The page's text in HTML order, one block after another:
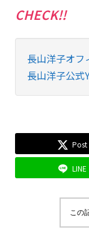
CHECK!!
長山洋子オフ
長山洋子公
Post
LINE
この